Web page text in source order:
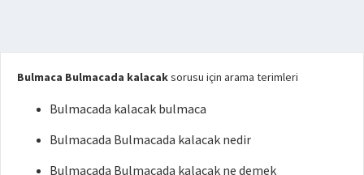
Bulmaca Bulmacada kalacaksorusu için arama terimleri
Bulmacada kalacak bulmaca
Bulmacada Bulmacada kalacak nedir
Bulmacada Bulmacada kalacak ne demek